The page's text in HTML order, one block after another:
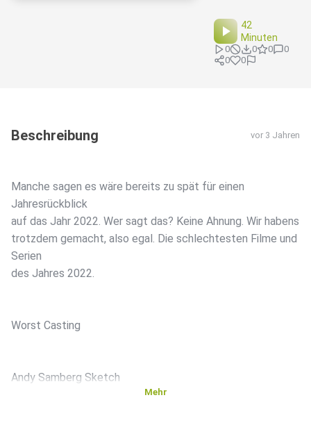
42
Minuten
0 0 0
0
0
0
Beschreibung vor 3 Jahren
Manche sagen es wäre bereits zu spät für einen
Jahresrückblick
auf das Jahr 2022. Wer sagt das? Keine Ahnung. Wir habens
trotzdem gemacht, also egal. Die schlechtesten Filme und
Serien
des Jahres 2022.
Worst Casting
Andy Samberg Sketch
Mehr